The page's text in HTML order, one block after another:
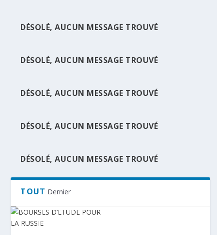
DÉSOLÉ, AUCUN MESSAGE TROUVÉ
DÉSOLÉ, AUCUN MESSAGE TROUVÉ
DÉSOLÉ, AUCUN MESSAGE TROUVÉ
DÉSOLÉ, AUCUN MESSAGE TROUVÉ
DÉSOLÉ, AUCUN MESSAGE TROUVÉ
TOUT Dernier